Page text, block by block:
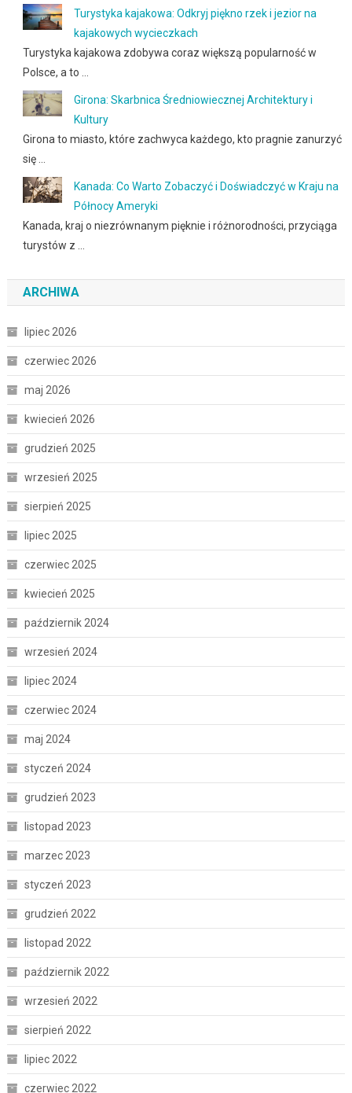
Turystyka kajakowa: Odkryj piękno rzek i jezior na
kajakowych wycieczkach
Turystyka kajakowa zdobywa coraz większą popularność w
Polsce, a to …
Girona: Skarbnica Średniowiecznej Architektury i
Kultury
Girona to miasto, które zachwyca każdego, kto pragnie zanurzyć
się …
Kanada: Co Warto Zobaczyć i Doświadczyć w Kraju na
Północy Ameryki
Kanada, kraj o niezrównanym pięknie i różnorodności, przyciąga
turystów z …
ARCHIWA
lipiec 2026
czerwiec 2026
maj 2026
kwiecień 2026
grudzień 2025
wrzesień 2025
sierpień 2025
lipiec 2025
czerwiec 2025
kwiecień 2025
październik 2024
wrzesień 2024
lipiec 2024
czerwiec 2024
maj 2024
styczeń 2024
grudzień 2023
listopad 2023
marzec 2023
styczeń 2023
grudzień 2022
listopad 2022
październik 2022
wrzesień 2022
sierpień 2022
lipiec 2022
czerwiec 2022